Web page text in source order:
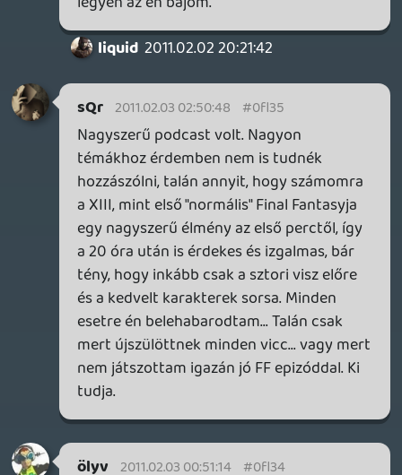
Jól tudod. Az N64-es Goldeneye
kivételével az összes JB játék iszonyú
gyenge. Nekem, mint JB fannak, mind
csalódás. Az EA-nak sikerült a sárba
döngölnie a szériát. Ami valóban jó játék és
a mai napig élvezhető az a 97'-es
Goldeneye. A Wii-s remakel nem
játszottam, de amikor megtudtam, hogy
Brosnant lecserélték Craigre, onnantól
kezdve nem érdekelt a játék.
dreampage 2011.02.02 17:37:10
rehynn4 2011.02.02 23:42:34 #0fl33
Az előbb említett Goldeneye Wii lekörözte
mindenhol, de az sem érte el világszinten
az 1 milliót. Szóval gondolhatod...
multishoot 2011.02.02 16:14:12
rehynn4
Nem túl jó a Nightfire. Az új Goldeneye-t
viszont sokan dicsérik.
Doom